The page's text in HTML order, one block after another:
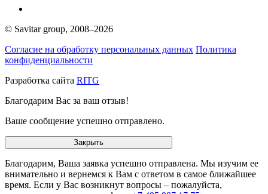
© Savitar group, 2008–2026
Согласие на обработку персональных данных Политика
конфиденциальности
Разработка сайта RITG
Благодарим Вас за ваш отзыв!
Ваше сообщение успешно отправлено.
Закрыть
Благодарим, Ваша заявка успешно отправлена. Мы изучим ее
внимательно и вернемся к Вам с ответом в самое ближайшее
время. Если у Вас возникнут вопросы – пожалуйста,